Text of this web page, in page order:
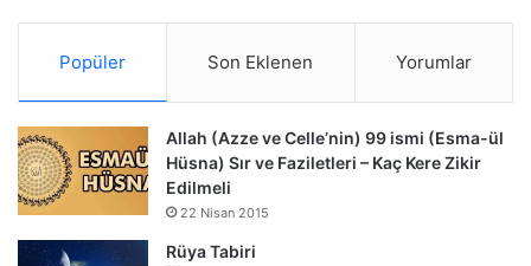
Popüler Son Eklenen Yorumlar
Allah (Azze ve Celle’nin) 99 ismi (Esma-ül
Hüsna) Sır ve Faziletleri – Kaç Kere Zikir
Edilmeli
22 Nisan 2015
Rüya Tabiri